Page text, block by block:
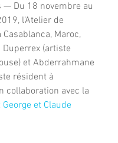
— Du 18 novembre au
l’Atelier de
Casablanca, Maroc,
(artiste
et Abderrahmane
résident à
collaboration avec la
et Claude